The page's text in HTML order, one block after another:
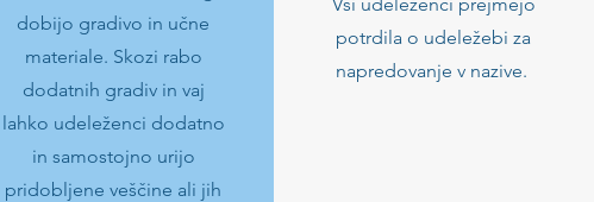
dobijo gradivo in učne
materiale. Skozi rabo
dodatnih gradiv in vaj
lahko udeleženci dodatno
in samostojno urijo
pridobljene veščine ali jih
potrdila o udeležebi za
napredovanje v nazive.